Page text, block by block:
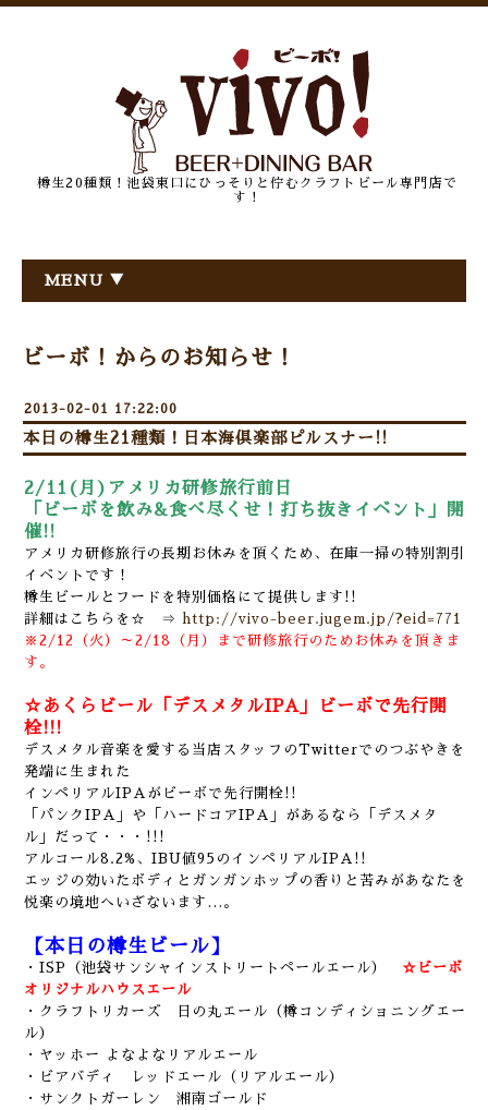
樽生20種類！池袋東口にひっそりと佇むクラフトビール専門店で
す！
MENU ▼
ビーボ！からのお知らせ！
2013-02-01 17:22:00
本日の樽生21種類！日本海倶楽部ピルスナー!!
2/11(月)アメリカ研修旅行前日
「ビーボを飲み&食べ尽くせ！打ち抜きイベント」開
催!!
アメリカ研修旅行の長期お休みを頂くため、在庫一掃の特別割引
イベントです！
樽生ビールとフードを特別価格にて提供します!!
詳細はこちらを☆ ⇒
http://vivo-beer.jugem.jp/?eid=771
※2/12（火）～2/18（月）まで研修旅行のためお休みを頂きま
す。
☆あくらビール「デスメタルIPA」ビーボで先行開
栓!!!
デスメタル音楽を愛する当店スタッフのTwitterでのつぶやきを
発端に生まれた
インペリアルIPAがビーボで先行開栓!!
「パンクIPA」や「ハードコアIPA」があるなら「デスメタ
ル」だって・・・!!!
アルコール8.2%、IBU値95のインペリアルIPA!!
エッジの効いたボディとガンガンホップの香りと苦みがあなたを
悦楽の境地へいざないます…。
【本日の樽生ビール】
・ISP（池袋サンシャインストリートペールエール）
☆ビーボ
オリジナルハウスエール
・クラフトリカーズ 日の丸エール（樽コンディショニングエー
ル）
・ヤッホー よなよなリアルエール
・ビアバディ レッドエール（リアルエール）
・サンクトガーレン 湘南ゴールド